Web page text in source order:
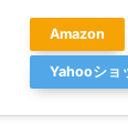
Amazon
Yahooショ